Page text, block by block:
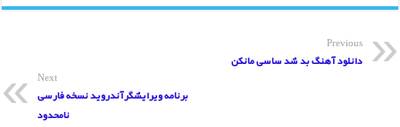
Previous
دانلود آهنگ بد شد ساسی مانکن
Next
برنامه ویرایشگرآندروید نسخه فارسی
نامحدود